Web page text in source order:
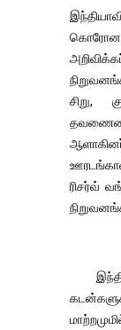
சிறு,
தவணையை
ரிசர்வ்